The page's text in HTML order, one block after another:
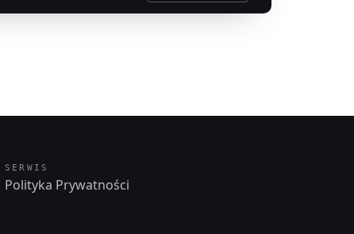
SERWIS
Polityka Prywatności